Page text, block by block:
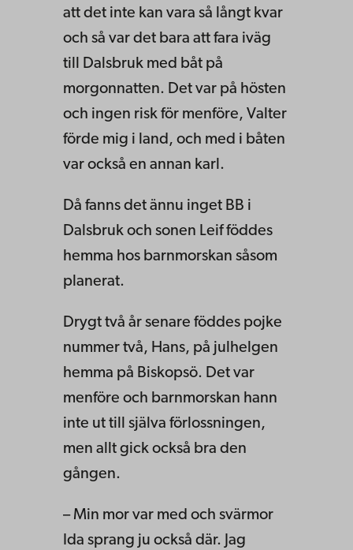
att det inte kan vara så långt kvar
och så var det bara att fara iväg
till Dalsbruk med båt på
morgonnatten. Det var på hösten
och ingen risk för menföre, Valter
förde mig i land, och med i båten
var också en annan karl.
Då fanns det ännu inget BB i
Dalsbruk och sonen Leif föddes
hemma hos barnmorskan såsom
planerat.
Drygt två år senare föddes pojke
nummer två, Hans, på julhelgen
hemma på Biskopsö. Det var
menföre och barnmorskan hann
inte ut till själva förlossningen,
men allt gick också bra den
gången.
– Min mor var med och svärmor
Ida sprang ju också där. Jag